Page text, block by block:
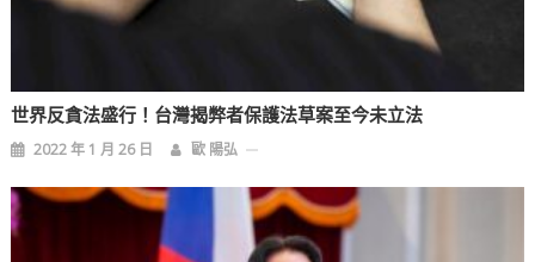
世界反貪法盛行！台灣揭弊者保護法草案至今未立法
2022 年 1 月 26 日 歐 陽弘